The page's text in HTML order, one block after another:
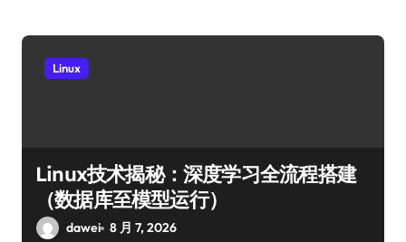
Linux
Linux技术揭秘：深度学习全流程搭建
（数据库至模型运行）
dawei 8 月 7, 2026